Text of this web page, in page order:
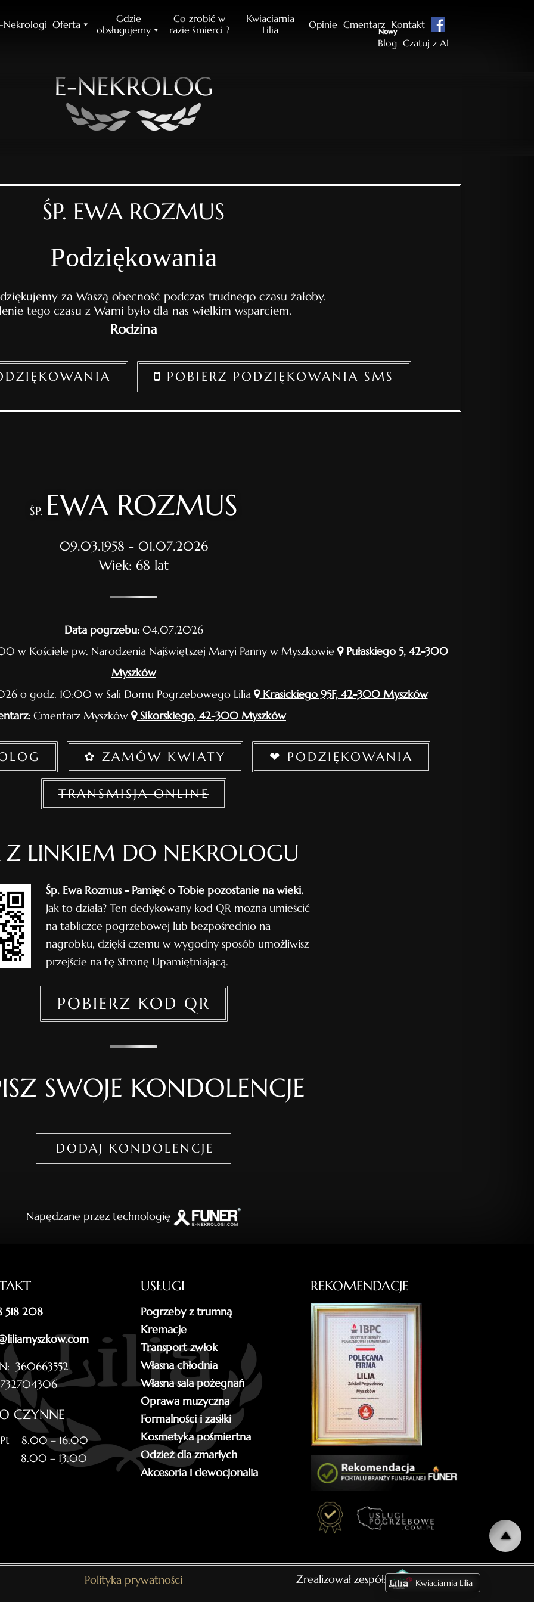
Nekrologi Oferta
Gdzie
obsługujemy
Co zrobić w
razie śmierci ?
Kwiaciarnia
Lilia
Opinie Cmentarz Kontakt
Blog
Nowy
Czatuj z AI
E-NEKROLOG
ŚP. EWA ROZMUS
Podziękowania
za Waszą obecność podczas trudnego czasu żałoby.
tego czasu z Wami było dla nas wielkim wsparciem.
Rodzina
POBIERZ PODZIĘKOWANIA SMS
ŚP. EWA ROZMUS
09.03.1958 - 01.07.2026
Wiek: 68 lat
Data pogrzebu:04.07.2026
w Kościele pw. Narodzenia Najświętszej Maryi Panny w Myszkowie
Pułaskiego 5, 42-300
Myszków
o godz. 10:00 w Sali Domu Pogrzebowego Lilia
Krasickiego 95F, 42-300 Myszków
Cmentarz Myszków Sikorskiego, 42-300 Myszków
✿ ZAMÓW KWIATY ❤ PODZIĘKOWANIA
TRANSMISJA ONLINE
Z LINKIEM DO NEKROLOGU
Śp. Ewa Rozmus - Pamięć o Tobie pozostanie na wieki.
Jak to działa? Ten dedykowany kod QR można umieścić
na tabliczce pogrzebowej lub bezpośrednio na
nagrobku, dzięki czemu w wygodny sposób umożliwisz
przejście na tę Stronę Upamiętniającą.
POBIERZ KOD QR
SWOJE KONDOLENCJE
DODAJ KONDOLENCJE
Napędzane przez technologię
518 208
360663552
CZYNNE
Pt 8.00 – 16.00
8.00 – 13.00
USŁUGI
Pogrzeby z trumną
Kremacje
Transport zwłok
Własna chłodnia
Własna sala pożegnań
Oprawa muzyczna
Formalności i zasiłki
Kosmetyka pośmiertna
Odzież dla zmarłych
Akcesoria i dewocjonalia
REKOMENDACJE
Polityka prywatności Zrealizował zespół: Kwiaciarnia Lilia